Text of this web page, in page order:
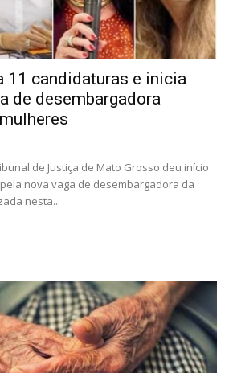
11 candidaturas e inicia
de desembargadora
de Justiça de Mato Grosso deu início
nova vaga de desembargadora da
nesta...